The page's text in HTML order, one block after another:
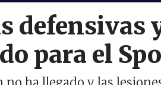
defensivas
para el